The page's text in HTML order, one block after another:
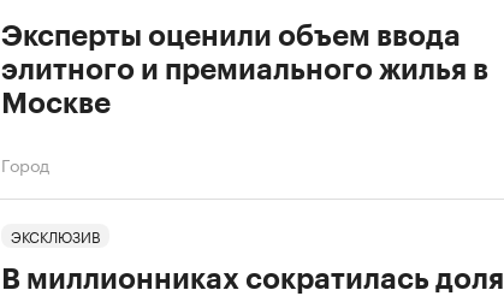
Город
Эксперты оценили объем ввода
элитного и премиального жилья в
Москве
В миллионниках сократилась доля
ЭКСКЛЮЗИВ